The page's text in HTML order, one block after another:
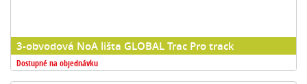
3-obvodová NoA lišta GLOBAL Trac Pro track
Dostupné na objednávku